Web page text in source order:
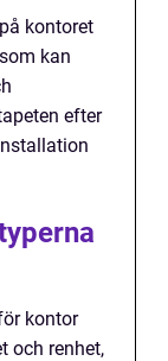
kontoret
kan
efter
kontor
och renhet,